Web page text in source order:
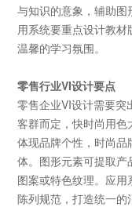
与知识的意象，辅助
用系统要重点设计教
温馨的学习氛围。
零售行业VI设计要点
零售企业VI设计需要突
客群而定，快时尚用
体现品牌个性，时尚
体。图形元素可提取
图案或特色纹理。应
陈列规范，打造统一的